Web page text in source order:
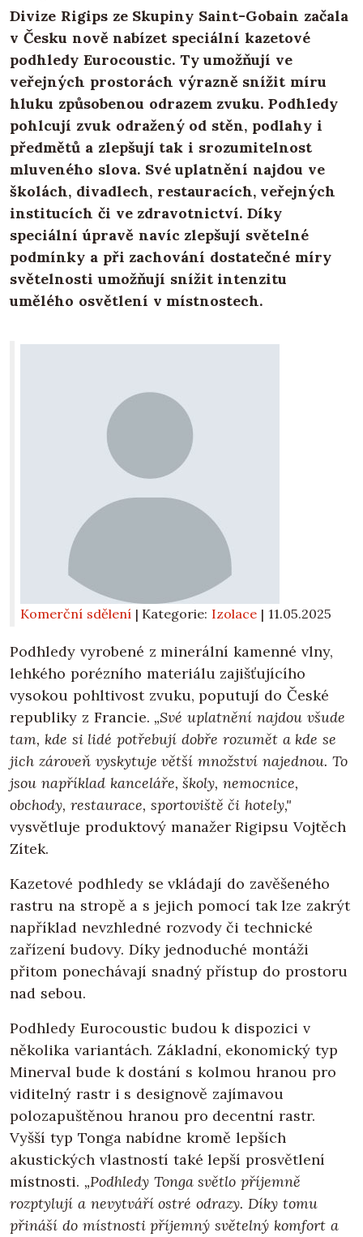
Divize Rigips ze Skupiny Saint-Gobain začala
v Česku nově nabízet speciální kazetové
podhledy Eurocoustic. Ty umožňují ve
veřejných prostorách výrazně snížit míru
hluku způsobenou odrazem zvuku. Podhledy
pohlcují zvuk odražený od stěn, podlahy i
předmětů a zlepšují tak i srozumitelnost
mluveného slova. Své uplatnění najdou ve
školách, divadlech, restauracích, veřejných
institucích či ve zdravotnictví. Díky
speciální úpravě navíc zlepšují světelné
podmínky a při zachování dostatečné míry
světelnosti umožňují snížit intenzitu
umělého osvětlení v místnostech.
Komerční sdělení | Kategorie: Izolace | 11.05.2025
Podhledy vyrobené z minerální kamenné vlny,
lehkého porézního materiálu zajišťujícího
vysokou pohltivost zvuku, poputují do České
republiky z Francie. „Své uplatnění najdou všude
tam, kde si lidé potřebují dobře rozumět a kde se
jich zároveň vyskytuje větší množství najednou. To
jsou například kanceláře, školy, nemocnice,
obchody, restaurace, sportoviště či hotely,"
vysvětluje produktový manažer Rigipsu Vojtěch
Zítek.
Kazetové podhledy se vkládají do zavěšeného
rastru na stropě a s jejich pomocí tak lze zakrýt
například nevzhledné rozvody či technické
zařízení budovy. Díky jednoduché montáži
přitom ponechávají snadný přístup do prostoru
nad sebou.
Podhledy Eurocoustic budou k dispozici v
několika variantách. Základní, ekonomický typ
Minerval bude k dostání s kolmou hranou pro
viditelný rastr i s designově zajímavou
polozapuštěnou hranou pro decentní rastr.
Vyšší typ Tonga nabídne kromě lepších
akustických vlastností také lepší prosvětlení
místnosti. „Podhledy Tonga světlo příjemně
rozptylují a nevytváří ostré odrazy. Díky tomu
přináší do místnosti příjemný světelný komfort a